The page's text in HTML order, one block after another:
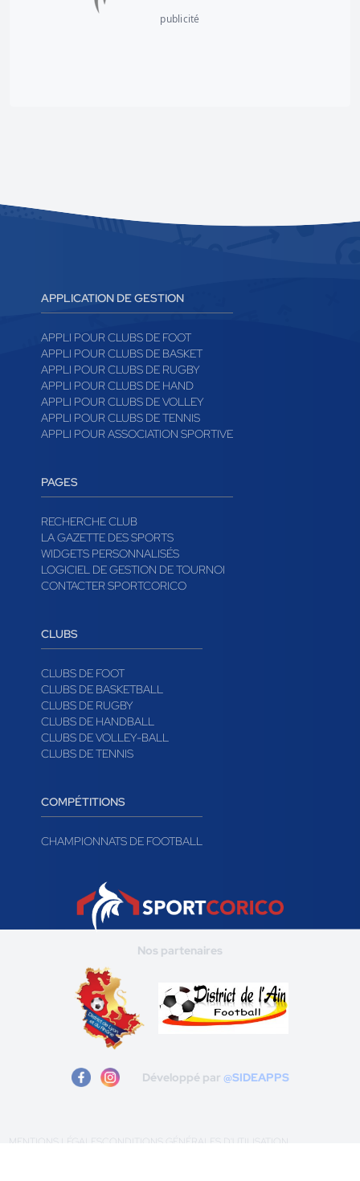
publicité
APPLICATION DE GESTION
APPLI POUR CLUBS DE FOOT
APPLI POUR CLUBS DE BASKET
APPLI POUR CLUBS DE RUGBY
APPLI POUR CLUBS DE HAND
APPLI POUR CLUBS DE VOLLEY
APPLI POUR CLUBS DE TENNIS
APPLI POUR ASSOCIATION SPORTIVE
PAGES
RECHERCHE CLUB
LA GAZETTE DES SPORTS
WIDGETS PERSONNALISÉS
LOGICIEL DE GESTION DE TOURNOI
CONTACTER SPORTCORICO
CLUBS
CLUBS DE FOOT
CLUBS DE BASKETBALL
CLUBS DE RUGBY
CLUBS DE HANDBALL
CLUBS DE VOLLEY-BALL
CLUBS DE TENNIS
COMPÉTITIONS
CHAMPIONNATS DE FOOTBALL
Nos partenaires
Développé par @SIDEAPPS
MENTIONS LÉGALESCONDITIONS GÉNÉRALES D'UTILISATION